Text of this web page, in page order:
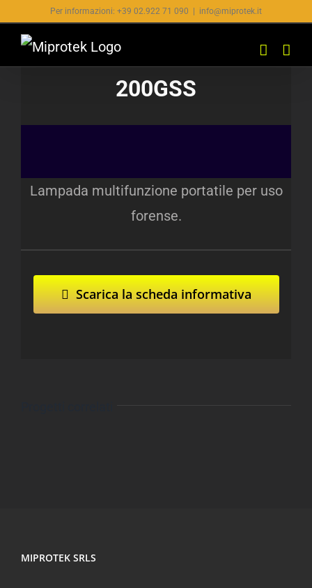
contenuto
Per informazioni: +39 02.922 71 090 info@miprotek.it
200GSS
Lampada multifunzione portatile per uso
forense.
Scarica la scheda informativa
MIPROTEK SRLS